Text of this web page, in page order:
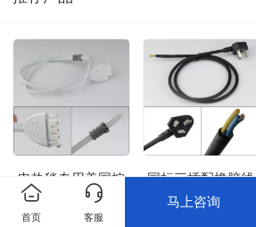
电热毯专用美国控
制线
国标三插配橡胶线
首页 客服
马上咨询